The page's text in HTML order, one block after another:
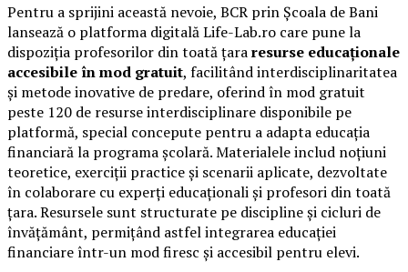
Pentru a sprijini această nevoie, BCR prin Școala de Bani
lansează o platforma digitală Life-Lab.ro care pune la
dispoziția profesorilor din toată țararesurse educaționale
accesibile în mod gratuit, facilitând interdisciplinaritatea
și metode inovative de predare, oferind în mod gratuit
peste 120 de resurse interdisciplinare disponibile pe
platformă, special concepute pentru a adapta educația
financiară la programa școlară. Materialele includ noțiuni
teoretice, exerciții practice și scenarii aplicate, dezvoltate
în colaborare cu experți educaționali și profesori din toată
țara. Resursele sunt structurate pe discipline și cicluri de
învățământ, permițând astfel integrarea educației
financiare într-un mod firesc și accesibil pentru elevi.